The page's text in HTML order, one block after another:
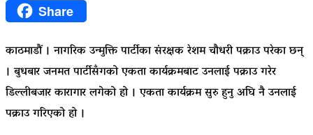
FacebookShare
काठमाडौं । नागरिक उन्मुक्ति पार्टीका संरक्षक रेशम चौधरी पक्राउ परेका छन्
। बुधबार जनमत पार्टीसँगको एकता कार्यक्रमबाट उनलाई पक्राउ गरेर
डिल्लीबजार कारागार लगेको हो । एकता कार्यक्रम सुरु हुनु अघि नै उनलाई
पक्राउ गरिएको हो ।